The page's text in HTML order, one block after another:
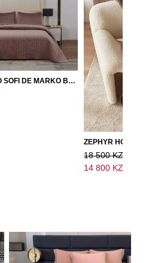
ПОКРЫВАЛО SOFI DE MARKO ВЕЛЮР 240×260 ФЕРДИНАНД (МОККО)
18 500 KZT
14 800 KZT